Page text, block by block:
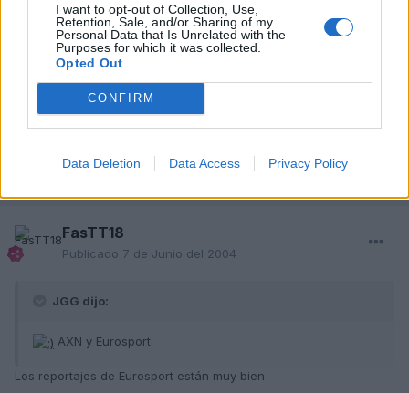
I want to opt-out of Collection, Use,
Retention, Sale, and/or Sharing of my
Personal Data that Is Unrelated with the
Purposes for which it was collected.
Opted Out
CONFIRM
Data Deletion Data Access Privacy Policy
juanluisvg
Publicado
Cuando tengo tiempo y en algun resumen, pero poco
Responder
FasTT18
Publicado 7 de Junio del 2004
JGG dijo:
AXN y Eurosport
Los reportajes de Eurosport están muy bien